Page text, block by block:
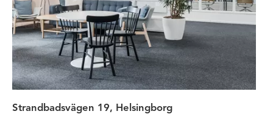
Strandbadsvägen 19, Helsingborg